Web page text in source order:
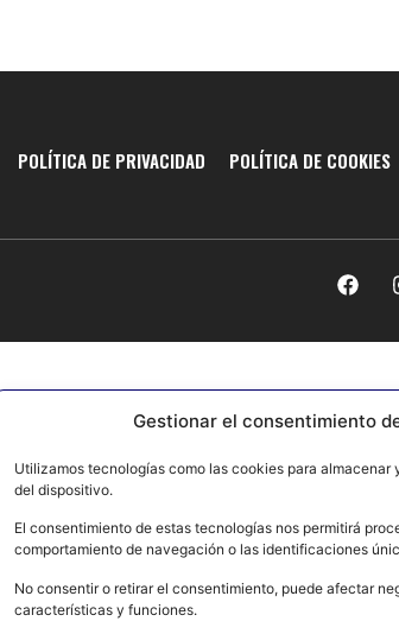
Gestionar el consentimiento
Utilizamos tecnologías como las cookies para almacenar
del dispositivo.
El consentimiento de estas tecnologías nos permitirá
comportamiento de navegación o las identificaciones
No consentir o retirar el consentimiento, puede afectar
características y funciones.
POLÍTICA DE PRIVACIDAD POLÍTICA DE COOKIES